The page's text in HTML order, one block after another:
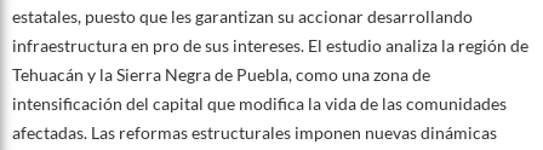
estatales, puesto que les garantizan su accionar desarrollando
infraestructura en pro de sus intereses. El estudio analiza la región de
Tehuacán y la Sierra Negra de Puebla, como una zona de
intensificación del capital que modifica la vida de las comunidades
afectadas. Las reformas estructurales imponen nuevas dinámicas